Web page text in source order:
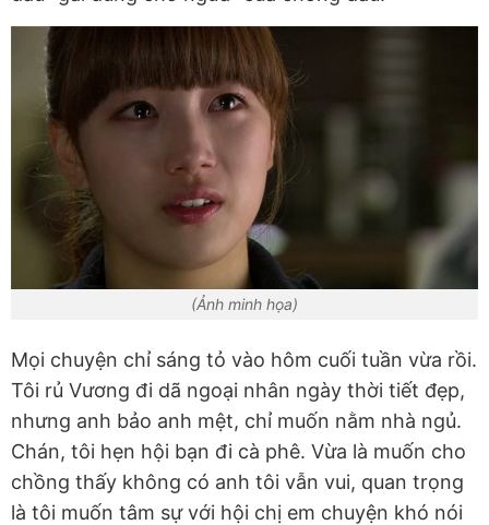
(Ảnh minh họa)
Mọi chuyện chỉ sáng tỏ vào hôm cuối tuần vừa rồi.
Tôi rủ Vương đi dã ngoại nhân ngày thời tiết đẹp,
nhưng anh bảo anh mệt, chỉ muốn nằm nhà ngủ.
Chán, tôi hẹn hội bạn đi cà phê. Vừa là muốn cho
chồng thấy không có anh tôi vẫn vui, quan trọng
là tôi muốn tâm sự với hội chị em chuyện khó nói